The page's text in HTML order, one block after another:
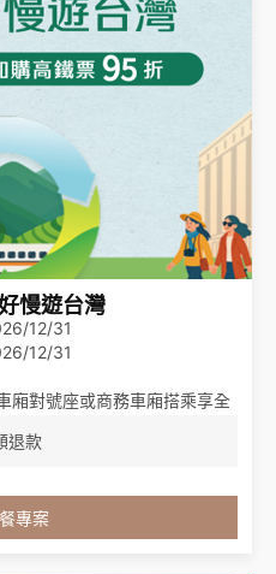
慢遊台灣
12/31
12/31
對號座或商務車廂搭乘享全
童身分者，享全額票價之5折
、沐浴乳，不再提供其他一次
膏、浴帽、棉花棒、刮鬍刀等
退款
專案